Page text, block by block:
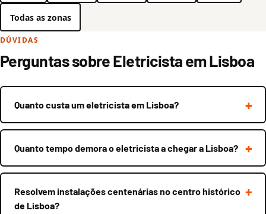
Todas as zonas
DÚVIDAS
Perguntas sobre Eletricista em Lisboa
Quanto custa um eletricista em Lisboa?
Quanto tempo demora o eletricista a chegar a Lisboa?
Resolvem instalações centenárias no centro histórico
de Lisboa?